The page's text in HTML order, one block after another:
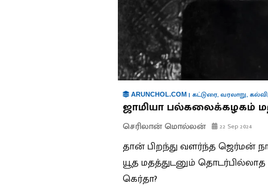
ARUNCHOL.COM | கட்டுரை, வரலாறு, கல்வி,
ஜாமியா பல்கலைக்கழகம்
செரிலான் மொல்லன் 22 Sep 2024
தான் பிறந்து வளர்ந்த ஜெர்மன்
யூத மதத்துடனும்
கெர்தா?